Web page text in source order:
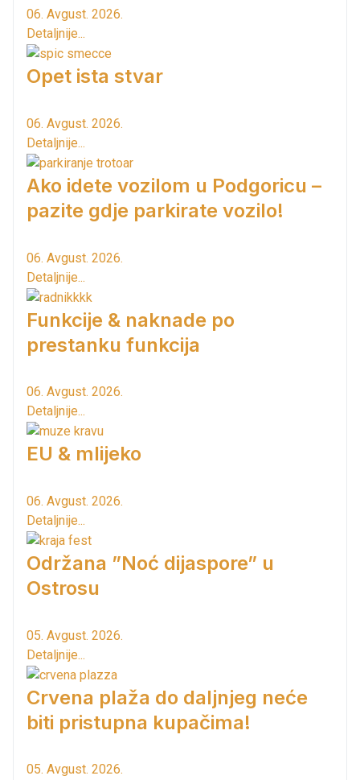
06. Avgust. 2026.
Detaljnije...
Opet ista stvar
06. Avgust. 2026.
Detaljnije...
Ako idete vozilom u Podgoricu –
pazite gdje parkirate vozilo!
06. Avgust. 2026.
Detaljnije...
Funkcije & naknade po
prestanku funkcija
06. Avgust. 2026.
Detaljnije...
EU & mlijeko
06. Avgust. 2026.
Detaljnije...
Održana ”Noć dijaspore” u
Ostrosu
05. Avgust. 2026.
Detaljnije...
Crvena plaža do daljnjeg neće
biti pristupna kupačima!
05. Avgust. 2026.